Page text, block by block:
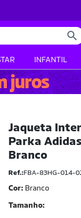
INFANTIL
Jaqueta
Parka
Branco
Ref.:FBA-83HG-014-
Cor: Branco
Tamanho